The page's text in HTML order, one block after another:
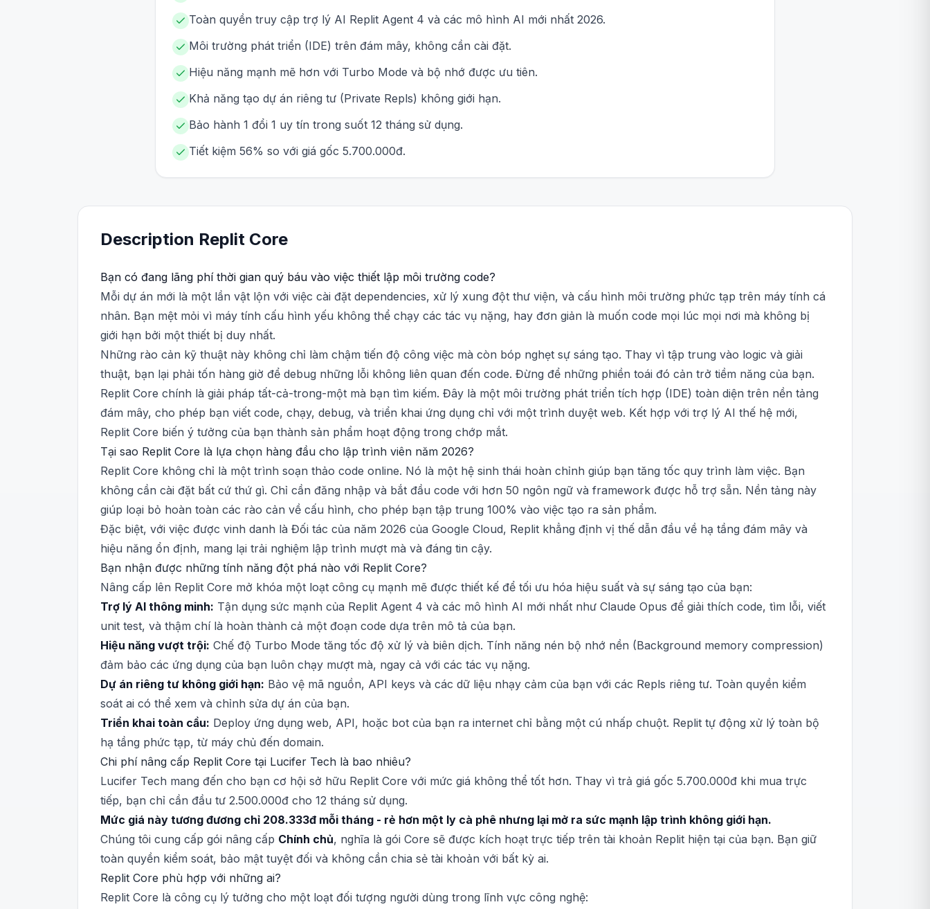
Toàn quyền truy cập trợ lý AI Replit Agent 4 và các mô hình AI mới nhất 2026.
Môi trường phát triển (IDE) trên đám mây, không cần cài đặt.
Hiệu năng mạnh mẽ hơn với Turbo Mode và bộ nhớ được ưu tiên.
Khả năng tạo dự án riêng tư (Private Repls) không giới hạn.
Bảo hành 1 đổi 1 uy tín trong suốt 12 tháng sử dụng.
Tiết kiệm 56% so với giá gốc 5.700.000đ.
Description Replit Core
Bạn có đang lãng phí thời gian quý báu vào việc thiết lập môi trường code?
Mỗi dự án mới là một lần vật lộn với việc cài đặt dependencies, xử lý xung đột thư viện, và cấu hình môi trường phức tạp trên máy tính cá
nhân. Bạn mệt mỏi vì máy tính cấu hình yếu không thể chạy các tác vụ nặng, hay đơn giản là muốn code mọi lúc mọi nơi mà không bị
giới hạn bởi một thiết bị duy nhất.
Những rào cản kỹ thuật này không chỉ làm chậm tiến độ công việc mà còn bóp nghẹt sự sáng tạo. Thay vì tập trung vào logic và giải
thuật, bạn lại phải tốn hàng giờ để debug những lỗi không liên quan đến code. Đừng để những phiền toái đó cản trở tiềm năng của bạn.
Replit Core chính là giải pháp tất-cả-trong-một mà bạn tìm kiếm. Đây là một môi trường phát triển tích hợp (IDE) toàn diện trên nền tảng
đám mây, cho phép bạn viết code, chạy, debug, và triển khai ứng dụng chỉ với một trình duyệt web. Kết hợp với trợ lý AI thế hệ mới,
Replit Core biến ý tưởng của bạn thành sản phẩm hoạt động trong chớp mắt.
Tại sao Replit Core là lựa chọn hàng đầu cho lập trình viên năm 2026?
Replit Core không chỉ là một trình soạn thảo code online. Nó là một hệ sinh thái hoàn chỉnh giúp bạn tăng tốc quy trình làm việc. Bạn
không cần cài đặt bất cứ thứ gì. Chỉ cần đăng nhập và bắt đầu code với hơn 50 ngôn ngữ và framework được hỗ trợ sẵn. Nền tảng này
giúp loại bỏ hoàn toàn các rào cản về cấu hình, cho phép bạn tập trung 100% vào việc tạo ra sản phẩm.
Đặc biệt, với việc được vinh danh là Đối tác của năm 2026 của Google Cloud, Replit khẳng định vị thế dẫn đầu về hạ tầng đám mây và
hiệu năng ổn định, mang lại trải nghiệm lập trình mượt mà và đáng tin cậy.
Bạn nhận được những tính năng đột phá nào với Replit Core?
Nâng cấp lên Replit Core mở khóa một loạt công cụ mạnh mẽ được thiết kế để tối ưu hóa hiệu suất và sự sáng tạo của bạn:
Trợ lý AI thông minh: Tận dụng sức mạnh của Replit Agent 4 và các mô hình AI mới nhất như Claude Opus để giải thích code, tìm lỗi, viết
unit test, và thậm chí là hoàn thành cả một đoạn code dựa trên mô tả của bạn.
Hiệu năng vượt trội: Chế độ Turbo Mode tăng tốc độ xử lý và biên dịch. Tính năng nén bộ nhớ nền (Background memory compression)
đảm bảo các ứng dụng của bạn luôn chạy mượt mà, ngay cả với các tác vụ nặng.
Dự án riêng tư không giới hạn: Bảo vệ mã nguồn, API keys và các dữ liệu nhạy cảm của bạn với các Repls riêng tư. Toàn quyền kiểm
soát ai có thể xem và chỉnh sửa dự án của bạn.
Triển khai toàn cầu: Deploy ứng dụng web, API, hoặc bot của bạn ra internet chỉ bằng một cú nhấp chuột. Replit tự động xử lý toàn bộ
hạ tầng phức tạp, từ máy chủ đến domain.
Chi phí nâng cấp Replit Core tại Lucifer Tech là bao nhiêu?
Lucifer Tech mang đến cho bạn cơ hội sở hữu Replit Core với mức giá không thể tốt hơn. Thay vì trả giá gốc 5.700.000đ khi mua trực
tiếp, bạn chỉ cần đầu tư 2.500.000đ cho 12 tháng sử dụng.
Mức giá này tương đương chỉ 208.333đ mỗi tháng - rẻ hơn một ly cà phê nhưng lại mở ra sức mạnh lập trình không giới hạn.
Chúng tôi cung cấp gói nâng cấp Chính chủ, nghĩa là gói Core sẽ được kích hoạt trực tiếp trên tài khoản Replit hiện tại của bạn. Bạn giữ
toàn quyền kiểm soát, bảo mật tuyệt đối và không cần chia sẻ tài khoản với bất kỳ ai.
Replit Core phù hợp với những ai?
Replit Core là công cụ lý tưởng cho một loạt đối tượng người dùng trong lĩnh vực công nghệ: